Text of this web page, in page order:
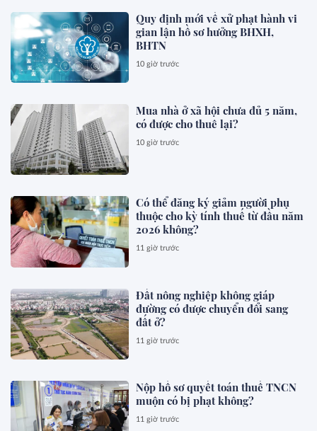
Quy định mới về xử phạt hành vi
gian lận hồ sơ hưởng BHXH,
BHTN
10 giờ trước
Mua nhà ở xã hội chưa đủ 5 năm,
có được cho thuê lại?
10 giờ trước
Có thể đăng ký giảm người phụ
thuộc cho kỳ tính thuế từ đầu năm
2026 không?
11 giờ trước
Đất nông nghiệp không giáp
đường có được chuyển đổi sang
đất ở?
11 giờ trước
Nộp hồ sơ quyết toán thuế TNCN
muộn có bị phạt không?
11 giờ trước